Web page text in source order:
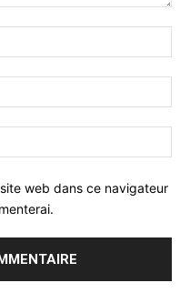
web dans ce navigateur